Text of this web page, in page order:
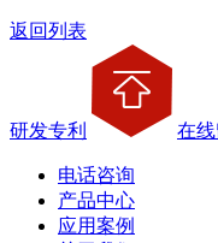
返回列表
研发专利 在
电话咨询
产品中心
应用案例